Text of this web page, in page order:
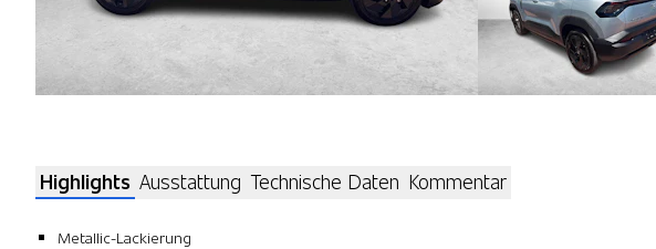
Highlights Ausstattung Technische Daten Kommentar
Metallic-Lackierung